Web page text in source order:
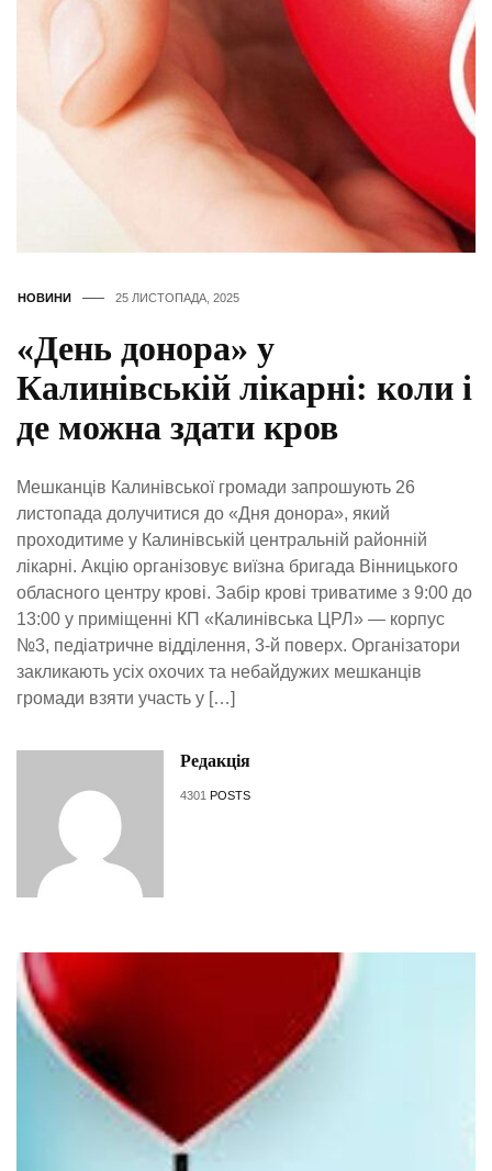
НОВИНИ 25 ЛИСТОПАДА, 2025
«День донора» у
Калинівській лікарні: коли і
де можна здати кров
Мешканців Калинівської громади запрошують 26
листопада долучитися до «Дня донора», який
проходитиме у Калинівській центральній районній
лікарні. Акцію організовує виїзна бригада Вінницького
обласного центру крові. Забір крові триватиме з 9:00 до
13:00 у приміщенні КП «Калинівська ЦРЛ» — корпус
№3, педіатричне відділення, 3-й поверх. Організатори
закликають усіх охочих та небайдужих мешканців
громади взяти участь у […]
Редакція
4301 POSTS